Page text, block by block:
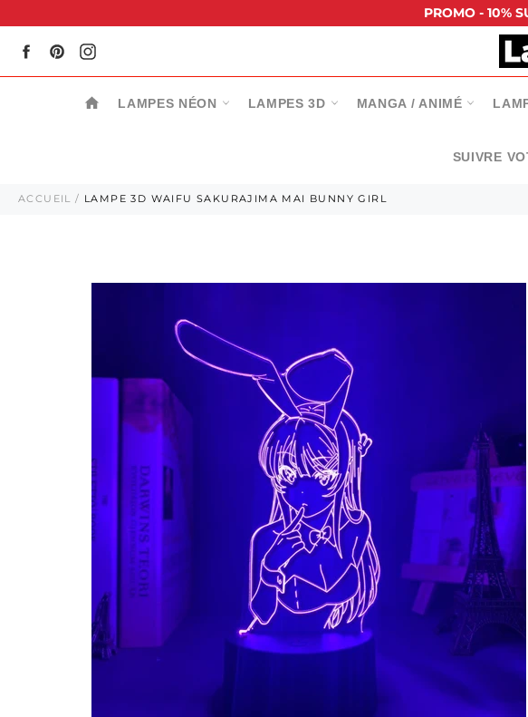
au
contenu
PROMO - 10%
FacebookPinterestInstagram
LAMPES NÉON LAMPES 3D MANGA / ANIMÉ
SUIVRE
ACCUEIL / LAMPE 3D WAIFU SAKURAJIMA MAI BUNNY GIRL